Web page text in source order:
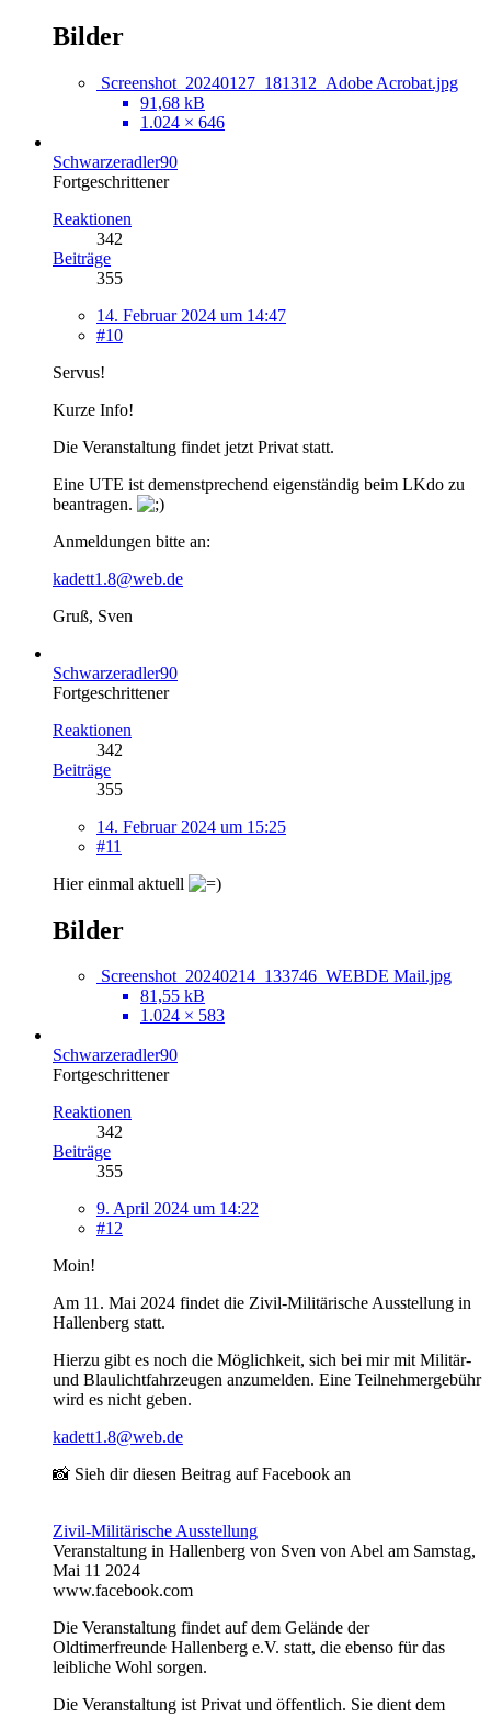
Bilder
Screenshot_20240127_181312_Adobe Acrobat.jpg
91,68 kB
1.024 × 646
Schwarzeradler90
Fortgeschrittener
Reaktionen
342
Beiträge
355
14. Februar 2024 um 14:47
#10
Servus!
Kurze Info!
Die Veranstaltung findet jetzt Privat statt.
Eine UTE ist demenstprechend eigenständig beim LKdo zu
beantragen.
Anmeldungen bitte an:
kadett1.8@web.de
Gruß, Sven
Schwarzeradler90
Fortgeschrittener
Reaktionen
342
Beiträge
355
14. Februar 2024 um 15:25
#11
Hier einmal aktuell
Bilder
Screenshot_20240214_133746_WEBDE Mail.jpg
81,55 kB
1.024 × 583
Schwarzeradler90
Fortgeschrittener
Reaktionen
342
Beiträge
355
9. April 2024 um 14:22
#12
Moin!
Am 11. Mai 2024 findet die Zivil-Militärische Ausstellung in
Hallenberg statt.
Hierzu gibt es noch die Möglichkeit, sich bei mir mit Militär-
und Blaulichtfahrzeugen anzumelden. Eine Teilnehmergebühr
wird es nicht geben.
kadett1.8@web.de
📸 Sieh dir diesen Beitrag auf Facebook an
Zivil-Militärische Ausstellung
Veranstaltung in Hallenberg von Sven von Abel am Samstag,
Mai 11 2024
www.facebook.com
Die Veranstaltung findet auf dem Gelände der
Oldtimerfreunde Hallenberg e.V. statt, die ebenso für das
leibliche Wohl sorgen.
Die Veranstaltung ist Privat und öffentlich. Sie dient dem